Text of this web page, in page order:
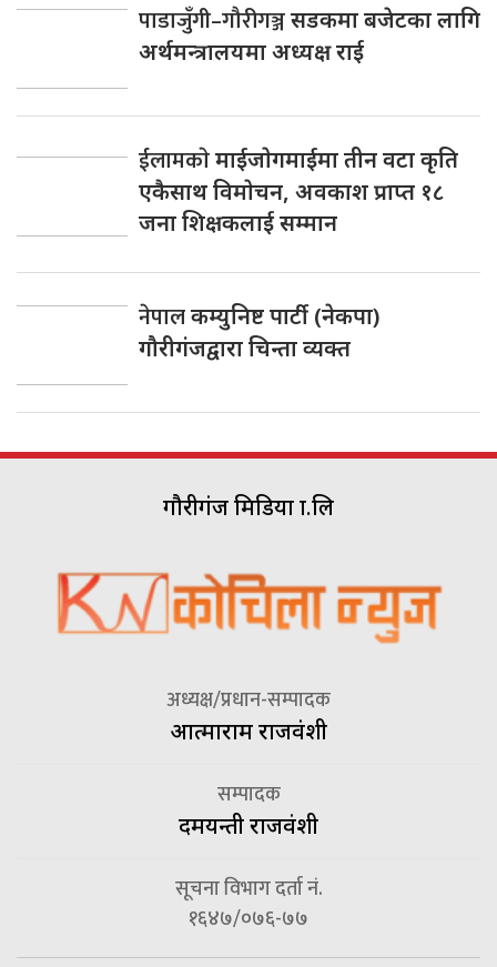
पाडाजुँगी–गौरीगञ्जसडकमा बजेटका लागि
अर्थमन्त्रालयमा अध्यक्ष राई
ईलामकाेमाईजाेगमाईमा तीन वटा कृति
एकैसाथ विमाेचन, अवकाश प्राप्त १८
जना शिक्षकलाई सम्मान
नेपालकम्युनिष्ट पार्टी (नेकपा)
गौरीगंजद्वारा चिन्ता व्यक्त
गौरीगंज मिडिया प्रा.लि
अध्यक्ष/प्रधान-सम्पादक
आत्माराम राजवंशी
सम्पादक
दमयन्ती राजवंशी
सूचना विभाग दर्ता नं.
१६४७/०७६-७७